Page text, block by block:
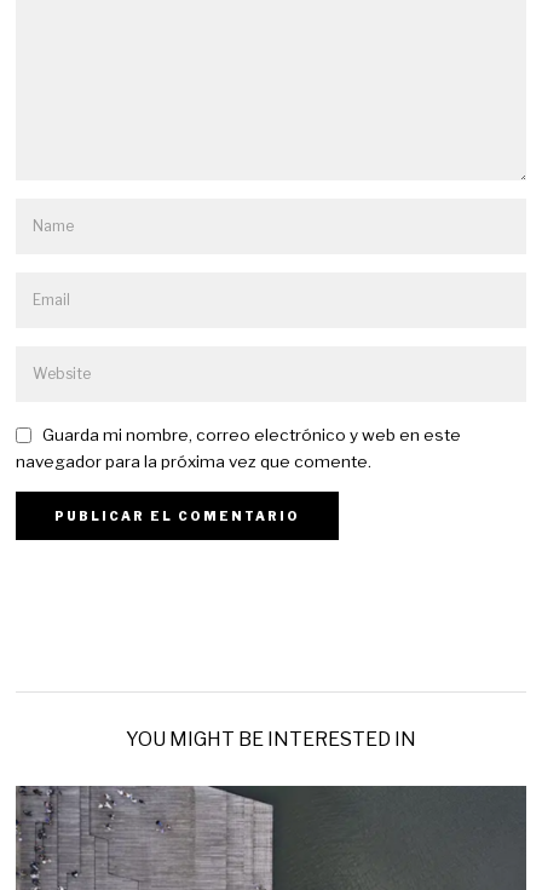
Guarda mi nombre, correo electrónico y web en este
navegador para la próxima vez que comente.
YOU MIGHT BE INTERESTED IN